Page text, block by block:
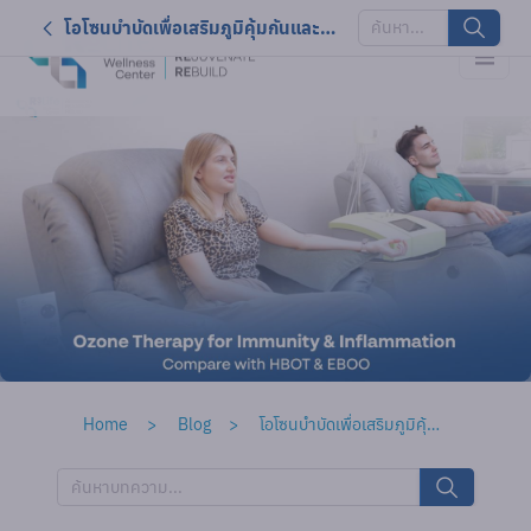
โอโซนบำบัดเพื่อเสริมภูมิคุ้มกันและลดการอักเสบ เปรียบเทียบกับ HBOT และ EBOO
Home Blog โอโซนบำบัดเพื่อเสริมภูมิคุ้มกันและลดการอักเสบ เปรียบเทียบกับ HBOT และ EBOO